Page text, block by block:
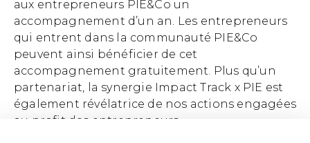
aux entrepreneurs PIE&Co un
accompagnement d’un an. Les entrepreneurs
qui entrent dans la communauté PIE&Co
peuvent ainsi bénéficier de cet
accompagnement gratuitement. Plus qu’un
partenariat, la synergie Impact Track x PIE est
également révélatrice de nos actions engagées
au profit des entrepreneurs.